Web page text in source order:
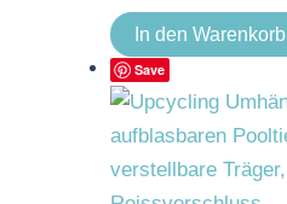
In den Warenkorb
Save